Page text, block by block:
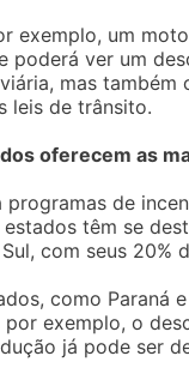
exemplo, um
poderá ver um
mas
leis de trânsito.
oferecem as
programas de
têm se
com seus
como Paraná
por exemplo, o
já pode ser